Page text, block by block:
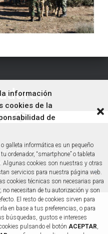
información
cookies de la
de
o galleta informática es un pequeño
ordenador, “smartphone” o tableta
Algunas cookies son nuestras y otras
servicios para nuestra página web.
cookies técnicas son necesarias para
no necesitan de tu autorización y son
El resto de cookies sirven para
en base a tus preferencias, o para
búsquedas, gustos e intereses
pulsando el botón ACEPTAR,
de Privacidad|Política de
de Datos Personales
Imedia Comunicación